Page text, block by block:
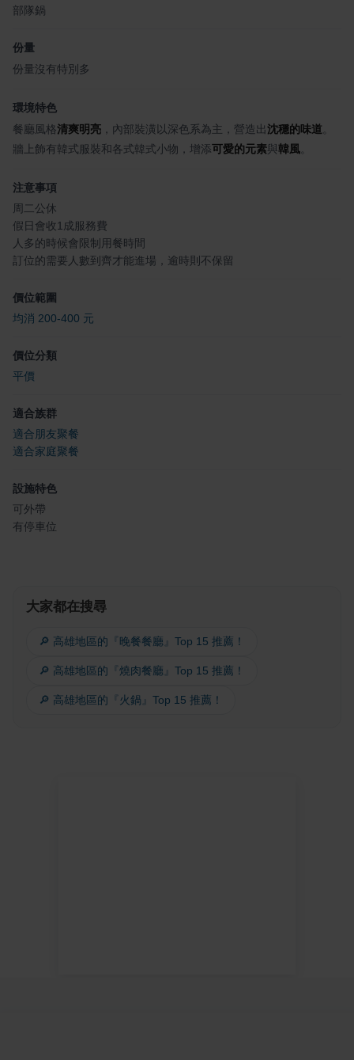
部隊鍋
份量
份量沒有特別多
環境特色
餐廳風格清爽明亮 ，內部裝潢以深色系為主，營造出沈穩的味道
牆上飾有韓式服裝和各式韓式小物，增添可愛的元素與韓風
注意事項
周二公休
假日會收1成服務費
人多的時候會限制用餐時間
訂位的需要人數到齊才能進場，逾時則不保留
價位範圍
均消 200-400 元
價位分類
平價
適合族群
適合朋友聚餐
適合家庭聚餐
設施特色
可外帶
有停車位
大家都在搜尋
🔎 高雄地區的『晚餐餐廳』Top 15 推薦！
🔎 高雄地區的『燒肉餐廳』Top 15 推薦！
🔎 高雄地區的『火鍋』Top 15 推薦！